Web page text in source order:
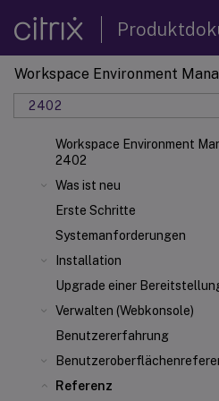
Workspace Environment
2402
Workspace Environment
2402
Was ist neu
Erste Schritte
Systemanforderungen
Installation
Upgrade einer
Verwalten (Webkonsole)
Benutzererfahrung
Referenz